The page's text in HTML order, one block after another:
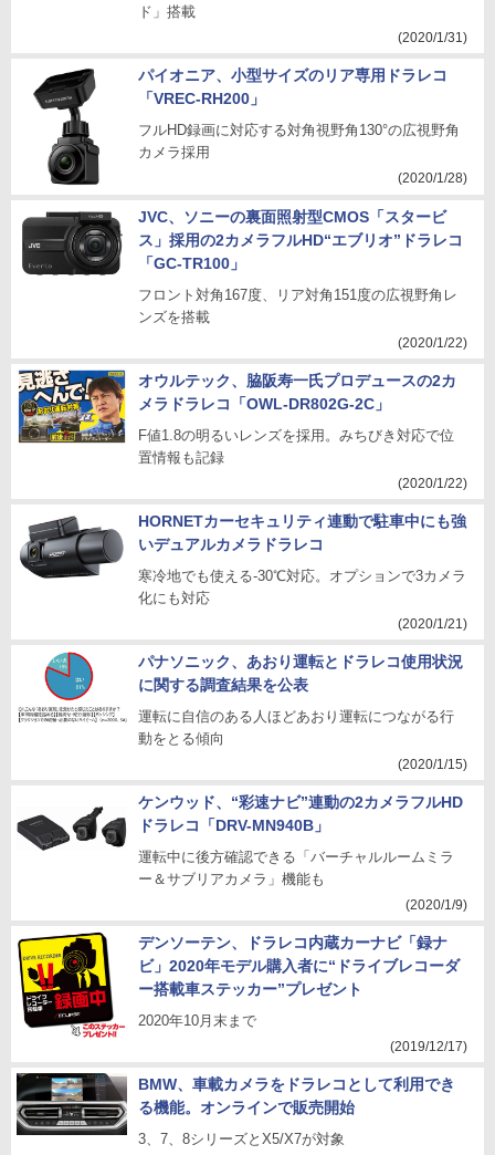
ド」搭載
(2020/1/31)
パイオニア、小型サイズのリア専用ドラレコ
「VREC-RH200」
フルHD録画に対応する対角視野角130°の広視野角
カメラ採用
(2020/1/28)
JVC、ソニーの裏面照射型CMOS「スタービ
ス」採用の2カメラフルHD“エブリオ”ドラレコ
「GC-TR100」
フロント対角167度、リア対角151度の広視野角レ
ンズを搭載
(2020/1/22)
オウルテック、脇阪寿一氏プロデュースの2カ
メラドラレコ「OWL-DR802G-2C」
F値1.8の明るいレンズを採用。みちびき対応で位
置情報も記録
(2020/1/22)
HORNETカーセキュリティ連動で駐車中にも強
いデュアルカメラドラレコ
寒冷地でも使える-30℃対応。オプションで3カメラ
化にも対応
(2020/1/21)
パナソニック、あおり運転とドラレコ使用状況
に関する調査結果を公表
運転に自信のある人ほどあおり運転につながる行
動をとる傾向
(2020/1/15)
ケンウッド、“彩速ナビ”連動の2カメラフルHD
ドラレコ「DRV-MN940B」
運転中に後方確認できる「バーチャルルームミラ
ー＆サブリアカメラ」機能も
(2020/1/9)
デンソーテン、ドラレコ内蔵カーナビ「録ナ
ビ」2020年モデル購入者に“ドライブレコーダ
ー搭載車ステッカー”プレゼント
2020年10月末まで
(2019/12/17)
BMW、車載カメラをドラレコとして利用でき
る機能。オンラインで販売開始
3、7、8シリーズとX5/X7が対象